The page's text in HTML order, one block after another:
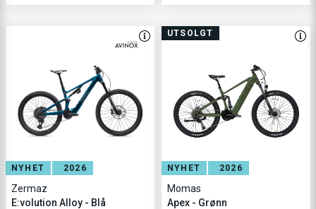
NYHET 2026
Zermaz
E:volution Alloy - Blå
UTSOLGT
NYHET 2026
Momas
Apex - Grønn